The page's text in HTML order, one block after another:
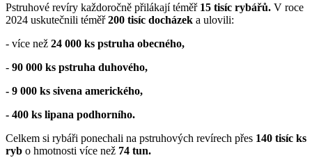
Pstruhové revíry každoročně přilákají téměř 15 tisíc rybářů. V roce
2024 uskutečnili téměř200 tisíc docházek a ulovili:
- více než 24 000 ks pstruha obecného,
- 90 000 ks pstruha duhového,
- 9 000 ks sivena amerického,
- 400 ks lipana podhorního.
Celkem si rybáři ponechali na pstruhových revírech přes 140 tisíc ks
ryb o hmotnosti více než 74 tun.